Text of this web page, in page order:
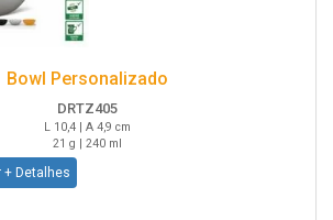
Bowl Personalizado
DRTZ405
L 10,4 | A 4,9 cm
21 g | 240 ml
+ Detalhes